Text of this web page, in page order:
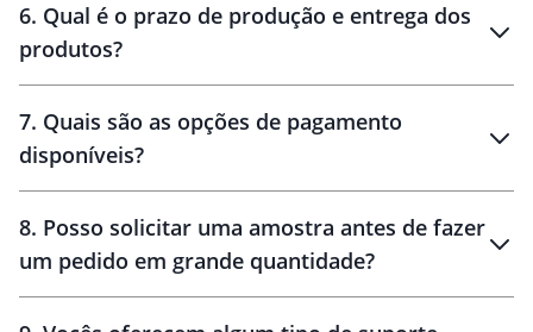
6. Qual é o prazo de produção e entrega dos
produtos?
10 dias
brinde
48 horas
7. Quais são as opções de pagamento
disponíveis?
8. Posso solicitar uma amostra antes de fazer
um pedido em grande quantidade?